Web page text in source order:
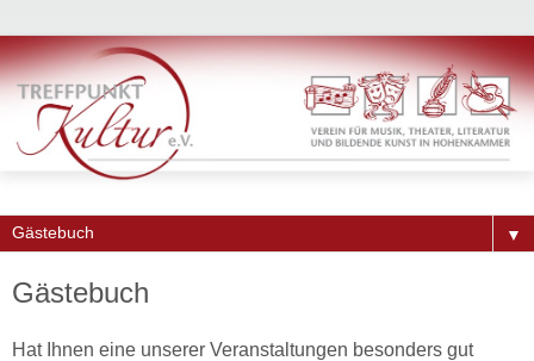
▼
Gästebuch
Hat Ihnen eine unserer Veranstaltungen besonders gut